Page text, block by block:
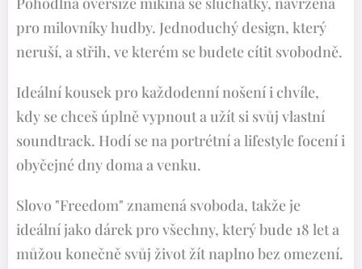
pro milovníky hudby. Jednoduchý design, který
neruší, a střih, ve kterém se budete cítit svobodně.
Ideální kousek pro každodenní nošení i chvíle,
kdy se chceš úplně vypnout a užít si svůj vlastní
soundtrack. Hodí se na portrétní a lifestyle focení i
obyčejné dny doma a venku.
Slovo "Freedom" znamená svoboda, takže je
ideální jako dárek pro všechny, který bude 18 let a
můžou konečně svůj život žít naplno bez omezení.